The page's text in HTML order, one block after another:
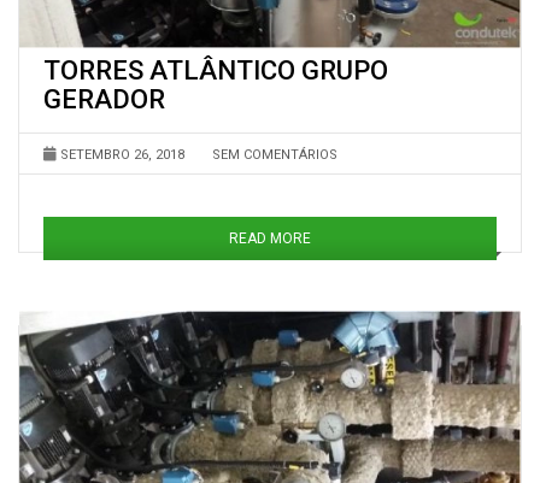
TORRES ATLÂNTICO GRUPO
GERADOR
SETEMBRO 26, 2018 SEM COMENTÁRIOS
READ MORE